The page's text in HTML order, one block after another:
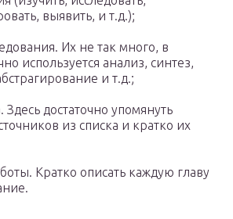
выявить, и т.д.);
Их не так много, в
используется анализ, синтез,
и т.д.;
Здесь достаточно упомянуть
из списка и кратко их
Кратко описать каждую главу